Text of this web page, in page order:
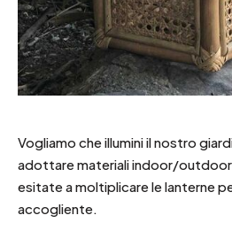
Vogliamo che illumini il nostro
adottare materiali indoor/
esitate a moltiplicare le lanterne
accogliente.